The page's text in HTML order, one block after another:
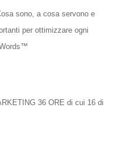
sono, a cosa servono e
per ottimizzare ogni
36 ORE di cui 16 di